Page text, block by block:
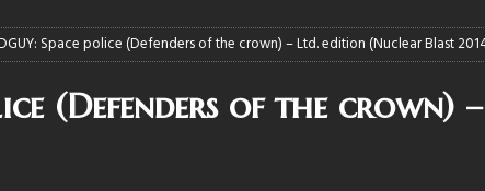
Space police (Defenders of the crown) – Ltd. edition (Nuclear Blast
(Defenders of the